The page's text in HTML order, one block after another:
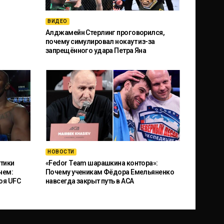
ВИДЕО
Алджамейн Стерлинг проговорился,
почему симулировал нокаут из-за
запрещённого удара Петра Яна
UFC
НОВОСТИ
«Fedor Team шарашкина контора»:
Почему ученикам Фёдора Емельяненко
навсегда закрыт путь в ACA